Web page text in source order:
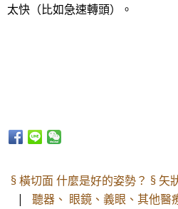
太快（比如急速轉頭）。
§ 橫切面 什麼是好的姿勢？ § 矢
| 聽器、 眼鏡、義眼、其他醫